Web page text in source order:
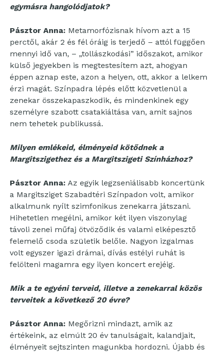
egymásra hangolódjatok?
Pásztor Anna: Metamorfózisnak hívom azt a 15
perctől, akár 2 és fél óráig is terjedő – attól függően
mennyi idő van, – „tollászkodási” időszakot, amikor
külső jegyekben is megtestesítem azt, ahogyan
éppen aznap este, azon a helyen, ott, akkor a lelkem
érzi magát. Színpadra lépés előtt közvetlenül a
zenekar összekapaszkodik, és mindenkinek egy
személyre szabott csatakiáltása van, amit sajnos
nem tehetek publikussá.
Milyen emlékeid, élményeid kötődnek a
Margitszigethez és a Margitszigeti Színházhoz?
Pásztor Anna: Az egyik legzseniálisabb koncertünk
a Margitsziget Szabadtéri Színpadon volt, amikor
alkalmunk nyílt szimfonikus zenekarra játszani.
Hihetetlen megélni, amikor két ilyen viszonylag
távoli zenei műfaj ötvöződik és valami elképesztő
felemelő csoda születik belőle. Nagyon izgalmas
volt egyszer igazi drámai, dívás estélyi ruhát is
felölteni magamra egy ilyen koncert erejéig.
Mik a te egyéni terveid, illetve a zenekarral közös
terveitek a következő 20 évre?
Pásztor Anna: Megőrizni mindazt, amik az
értékeink, az elmúlt 20 év tanulságait, kalandjait,
élményeit sejtszinten magunkba hordozni. Újabb és